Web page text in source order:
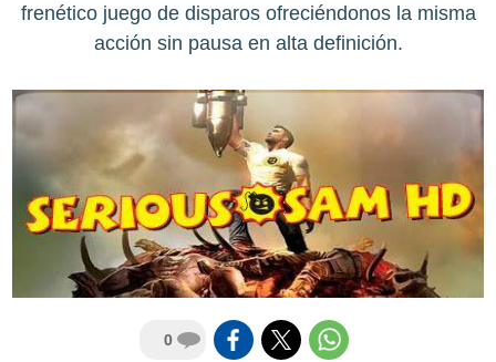
frenético juego de disparos ofreciéndonos la misma
acción sin pausa en alta definición.
0